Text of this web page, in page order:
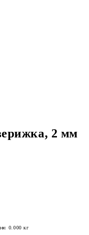
2 мм
0.000 кг